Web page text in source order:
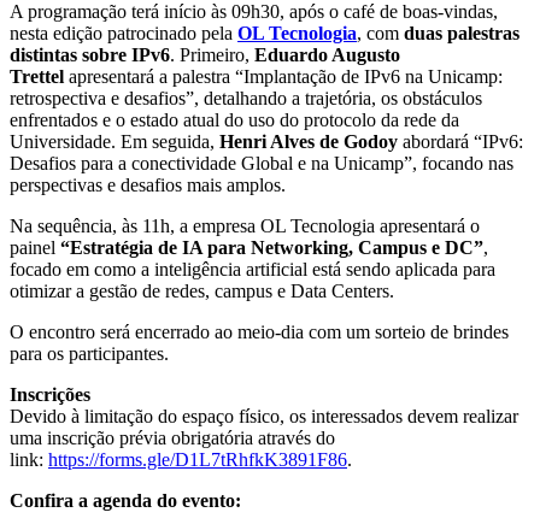
A programação terá início às 09h30, após o café de boas-vindas,
nesta edição patrocinado pela OL Tecnologia, com duas palestras
distintas sobre IPv6. Primeiro, Eduardo Augusto
Trettel apresentará a palestra “Implantação de IPv6 na Unicamp:
retrospectiva e desafios”, detalhando a trajetória, os obstáculos
enfrentados e o estado atual do uso do protocolo da rede da
Universidade. Em seguida, Henri Alves de Godoy abordará “IPv6:
Desafios para a conectividade Global e na Unicamp”, focando nas
perspectivas e desafios mais amplos.
Na sequência, às 11h, a empresa OL Tecnologia apresentará o
painel “Estratégia de IA para Networking, Campus e DC”,
focado em como a inteligência artificial está sendo aplicada para
otimizar a gestão de redes, campus e Data Centers.
O encontro será encerrado ao meio-dia com um sorteio de brindes
para os participantes.
Inscrições
Devido à limitação do espaço físico, os interessados devem realizar
uma inscrição prévia obrigatória através do
link: https://forms.gle/D1L7tRhfkK3891F86.
Confira a agenda do evento: